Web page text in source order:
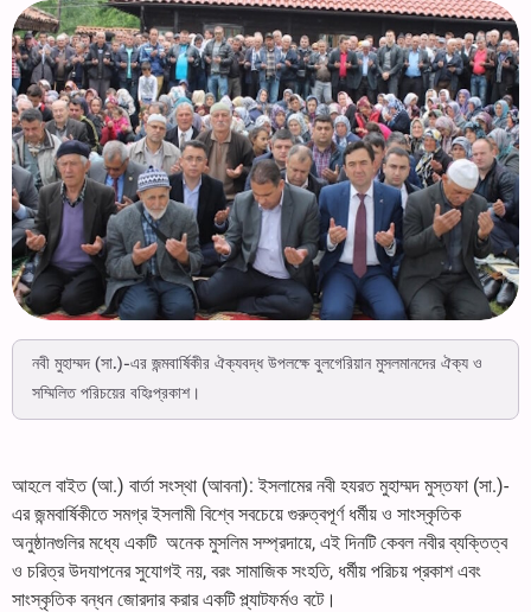
নবী মুহাম্মদ (সা.)-এর জন্মবার্ষিকীর ঐক্যবদ্ধ উপলক্ষে বুলগেরিয়ান মুসলমানদের ঐক্য ও
সম্মিলিত পরিচয়ের বহিঃপ্রকাশ।
আহলে বাইত (আ.) বার্তা সংস্থা (আবনা): ইসলামের নবী হযরত মুহাম্মদ মুস্তফা (সা.)-
এর জন্মবার্ষিকীতে সমগ্র ইসলামী বিশ্বে সবচেয়ে গুরুত্বপূর্ণ ধর্মীয় ও সাংস্কৃতিক
অনুষ্ঠানগুলির মধ্যে একটি অনেক মুসলিম সম্প্রদায়ে, এই দিনটি কেবল নবীর ব্যক্তিত্ব
ও চরিত্র উদযাপনের সুযোগই নয়, বরং সামাজিক সংহতি, ধর্মীয় পরিচয় প্রকাশ এবং
সাংস্কৃতিক বন্ধন জোরদার করার একটি প্ল্যাটফর্মও বটে।